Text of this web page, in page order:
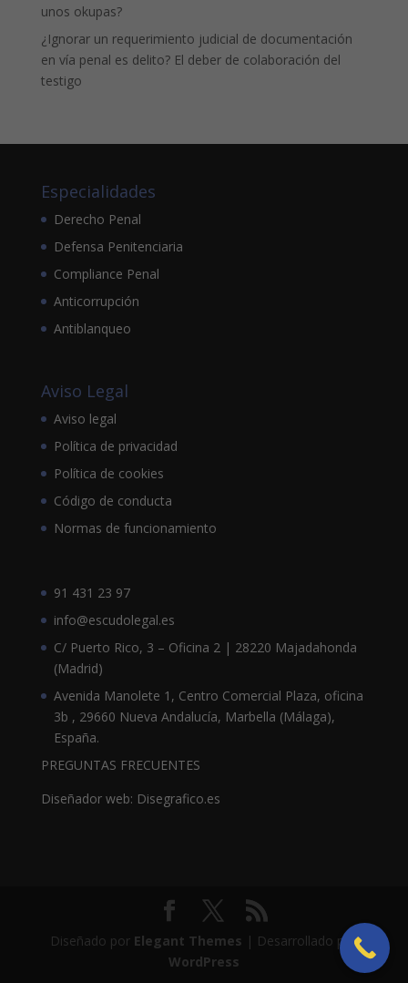
unos okupas?
¿Ignorar un requerimiento judicial de documentación
en vía penal es delito? El deber de colaboración del
testigo
Especialidades
Derecho Penal
Defensa Penitenciaria
Compliance Penal
Anticorrupción
Antiblanqueo
Aviso Legal
Aviso legal
Política de privacidad
Política de cookies
Código de conducta
Normas de funcionamiento
91 431 23 97
info@escudolegal.es
C/ Puerto Rico, 3 – Oficina 2 | 28220 Majadahonda
(Madrid)
Avenida Manolete 1, Centro Comercial Plaza, oficina
3b , 29660 Nueva Andalucía, Marbella (Málaga),
España.
PREGUNTAS FRECUENTES
Diseñador web: Disegrafico.es
Diseñado por Elegant Themes | Desarrollado por
WordPress